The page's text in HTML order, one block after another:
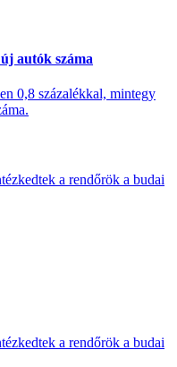
autók száma
0,8 százalékkal, mintegy
a rendőrök a budai
a rendőrök a budai